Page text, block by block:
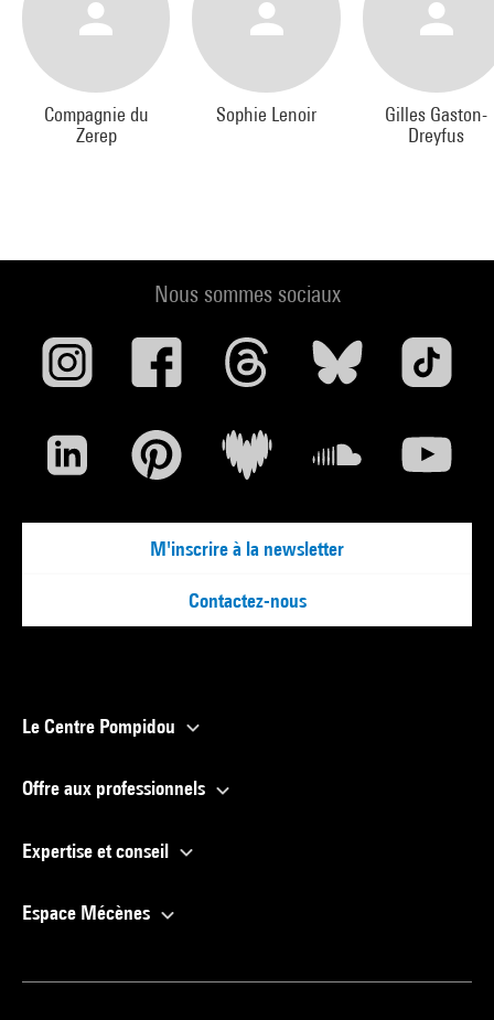
Xavier Boussiron musique
Sophie Perez et Corine Petitpierre costumes
Fabrice Combier lumière
Sébastien Villeroy son
Laurent Friquet images
Compagnie du
Zerep
Sophie Lenoir
Gilles Gaston-
Dreyfus
Nous sommes sociaux
M'inscrire à la newsletter
Contactez-nous
Le Centre Pompidou
Offre aux professionnels
Expertise et conseil
Espace Mécènes